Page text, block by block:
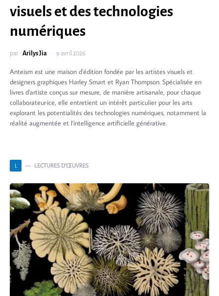
visuels et des technologies
numériques
par Arilys Jia 9 avril 2026
Anteism est une maison d'édition fondée par les artistes visuels et
designers graphiques Harley Smart et Ryan Thompson. Spécialisée en
livres d'artiste conçus sur mesure, de manière artisanale, pour chaque
collaborateur·ice, elle entretient un intérêt particulier pour les arts
explorant les potentialités des technologies numériques, notamment la
réalité augmentée et l'intelligence artificielle générative.
L LECTURES D’ŒUVRES